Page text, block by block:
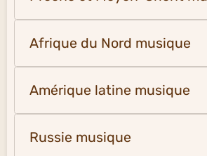
Afrique du Nord musique
Amérique latine musique
Russie musique